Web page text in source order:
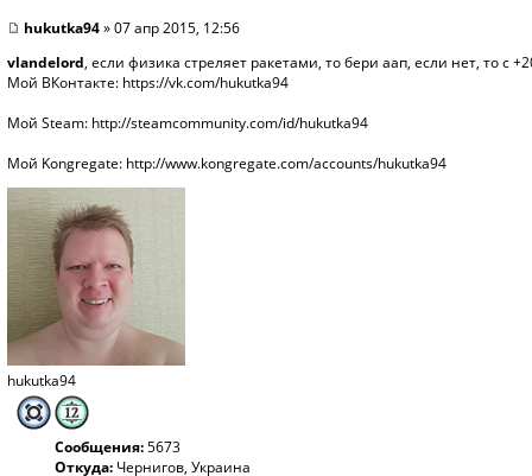
hukutka94» 07 апр 2015, 12:56
vlandelord, если физика стреляет ракетами, то бери аап, если нет, то с
Мой ВКонтакте: https://vk.com/hukutka94
Мой Steam: http://steamcommunity.com/id/hukutka94
Мой Kongregate: http://www.kongregate.com/accounts/hukutka94
hukutka94
Сообщения:5673
Откуда: Чернигов, Украина